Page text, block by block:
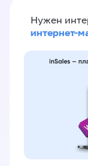
Нужен
интернет-